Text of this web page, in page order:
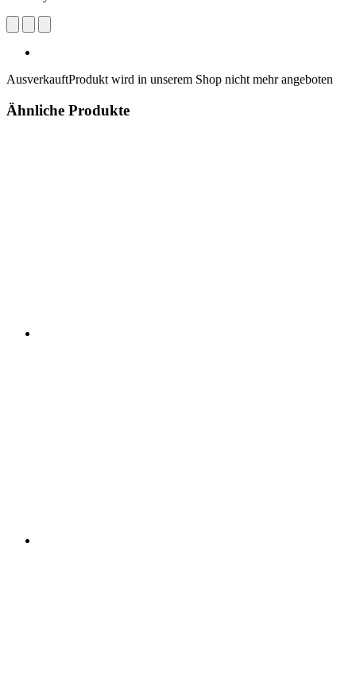
AusverkauftProdukt wird in unserem Shop nicht mehr angeboten
Ähnliche Produkte